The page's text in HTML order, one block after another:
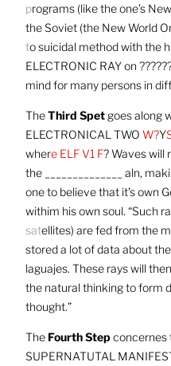
programs (like the one’s
the Soviet (the New World
to suicidal method with the
ELECTRONIC RAY on
mind for many persons in
TheThird Spet goes along
ELECTRONICAL TWO W?Y
where ELF V1 F? Waves will
the ______________ aln,
one to believe that it’s own
withim his own soul. “Such
satellites) are fed from the
stored a lot of data about the
laguajes. These rays will
the natural thinking to form
thought.”
The Fourth Step concernes
SUPERNATUTAL